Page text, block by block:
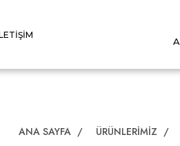
ANA SAYFA / ÜRÜNLERIMIZ /